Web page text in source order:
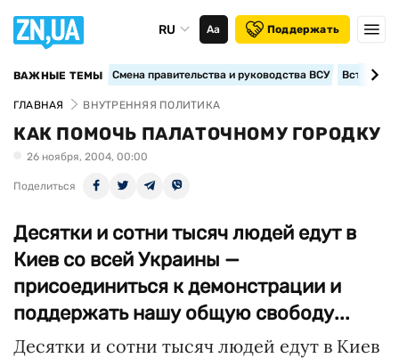
RU Аа Поддержать
ВАЖНЫЕ ТЕМЫ Смена правительства и руководства ВСУ
ГЛАВНАЯ ВНУТРЕННЯЯ ПОЛИТИКА
КАК ПОМОЧЬ ПАЛАТОЧНОМУ ГОРОДКУ
26 ноября, 2004, 00:00
Поделиться
Десятки и сотни тысяч людей едут в
Киев со всей Украины —
присоединиться к демонстрации и
поддержать нашу общую свободу...
Десятки и сотни тысяч людей едут в Киев